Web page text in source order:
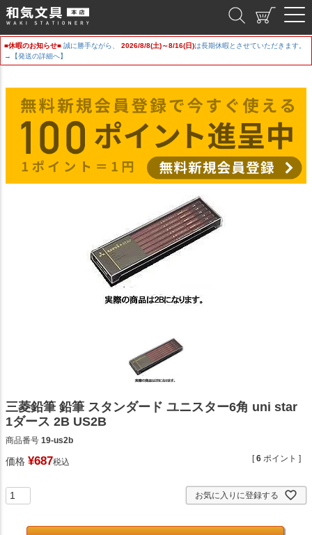
■休暇のお知らせ■ 誠に勝手ながら、 2026/8/8(土)～8/16(日)は長期休暇とさせていただきます。
→【発送の詳細へ】
三菱鉛筆 鉛筆 スタンダード ユニスター6角 uni star
1ダース 2B US2B
商品番号 19-us2b
価格 ¥687税込 [6 ポイント ]
お気に入りに登録する